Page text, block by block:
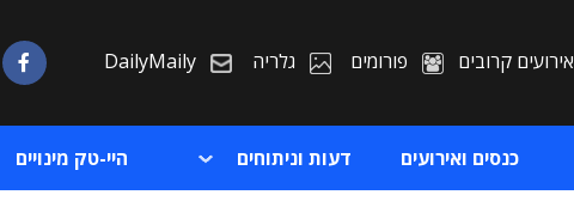
אירועים קרובים פורומים גלריה DailyMaily
כנסים ואירועים דעות וניתוחים היי-טק מינויים